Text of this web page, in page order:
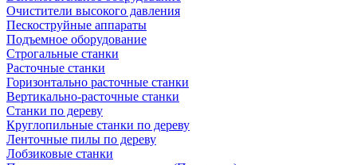
Очистители высокого давления
Пескоструйные аппараты
Подъемное оборудование
Строгальные станки
Расточные станки
Горизонтально расточные станки
Вертикально-расточные станки
Станки по дереву
Круглопильные станки по дереву
Ленточные пилы по дереву
Лобзиковые станки